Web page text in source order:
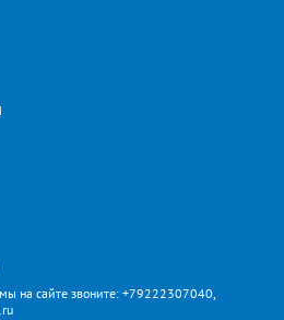
на сайте звоните: +79222307040,